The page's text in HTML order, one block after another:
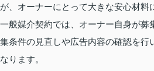
、オーナーにとって大きな安心材料
般媒介契約では、オーナー自身が募
条件の見直しや広告内容の確認を
ります。